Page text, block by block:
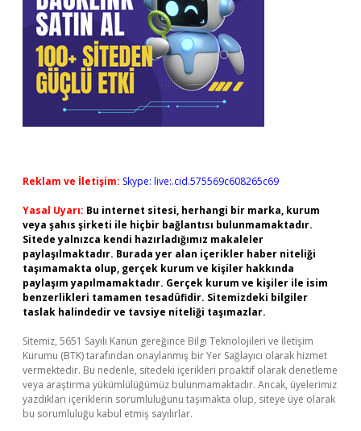
Reklam ve İletişim: Skype: live:.cid.575569c608265c69
Yasal Uyarı: Bu internet sitesi, herhangi bir marka, kurum
veya şahıs şirketi ile hiçbir bağlantısı bulunmamaktadır.
Sitede yalnızca kendi hazırladığımız makaleler
paylaşılmaktadır. Burada yer alan içerikler haber niteliği
taşımamakta olup, gerçek kurum ve kişiler hakkında
paylaşım yapılmamaktadır. Gerçek kurum ve kişiler ile isim
benzerlikleri tamamen tesadüfidir. Sitemizdeki bilgiler
taslak halindedir ve tavsiye niteliği taşımazlar.
Sitemiz, 5651 Sayılı Kanun gereğince Bilgi Teknolojileri ve İletişim
Kurumu (BTK) tarafından onaylanmış bir Yer Sağlayıcı olarak hizmet
vermektedir. Bu nedenle, sitedeki içerikleri proaktif olarak denetleme
veya araştırma yükümlülüğümüz bulunmamaktadır. Ancak, üyelerimiz
yazdıkları içeriklerin sorumluluğunu taşımakta olup, siteye üye olarak
bu sorumluluğu kabul etmiş sayılırlar.